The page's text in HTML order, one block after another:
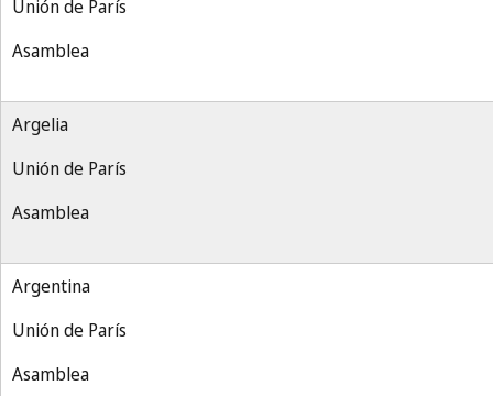
Unión de París
Asamblea
Argelia
Unión de París
Asamblea
Argentina
Unión de París
Asamblea